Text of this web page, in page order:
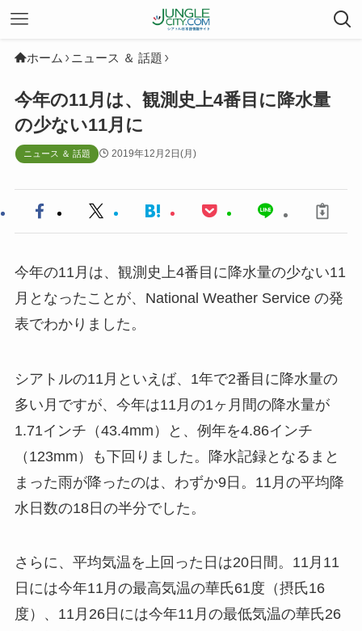
ホーム ニュース ＆ 話題
今年の11月は、観測史上4番目に降水量
の少ない11月に
ニュース ＆ 話題 2019年12月2日(月)
今年の11月は、観測史上4番目に降水量の少ない11
月となったことが、National Weather Service の発
表でわかりました。
シアトルの11月といえば、1年で2番目に降水量の
多い月ですが、今年は11月の1ヶ月間の降水量が
1.71インチ（43.4mm）と、例年を4.86インチ
（123mm）も下回りました。降水記録となるまと
まった雨が降ったのは、わずか9日。11月の平均降
水日数の18日の半分でした。
さらに、平均気温を上回った日は20日間。11月11
日には今年11月の最高気温の華氏61度（摂氏16
度）、11月26日には今年11月の最低気温の華氏26